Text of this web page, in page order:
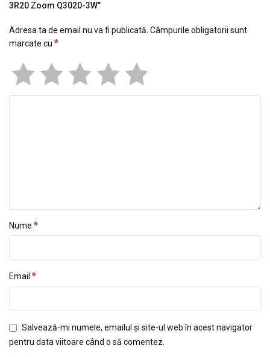
3R20 Zoom Q3020-3W”
Adresa ta de email nu va fi publicată. Câmpurile obligatorii sunt
marcate cu *
Nume *
Email *
Salvează-mi numele, emailul și site-ul web în acest navigator
pentru data viitoare când o să comentez.